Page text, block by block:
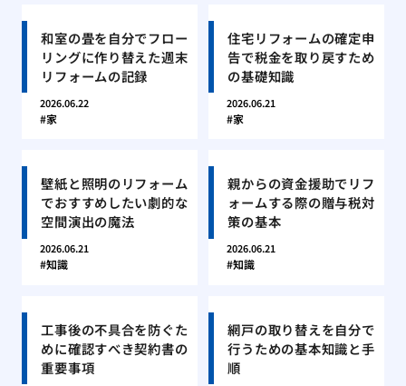
和室の畳を自分でフロー
リングに作り替えた週末
リフォームの記録
2026.06.22
家
住宅リフォームの確定申
告で税金を取り戻すため
の基礎知識
2026.06.21
家
壁紙と照明のリフォーム
でおすすめしたい劇的な
空間演出の魔法
2026.06.21
知識
親からの資金援助でリフ
ォームする際の贈与税対
策の基本
2026.06.21
知識
工事後の不具合を防ぐた
めに確認すべき契約書の
重要事項
網戸の取り替えを自分で
行うための基本知識と手
順